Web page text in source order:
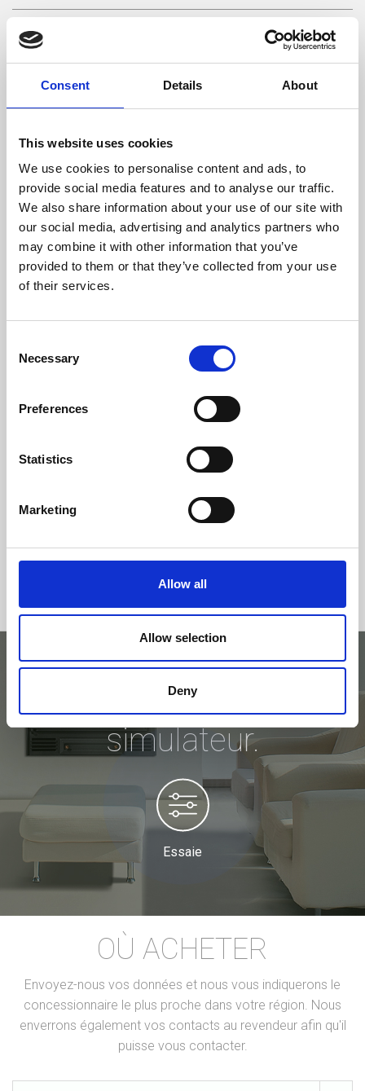
Consent Details About
This website uses cookies
We use cookies to personalise content and ads, to
provide social media features and to analyse our traffic.
We also share information about your use of our site with
our social media, advertising and analytics partners who
may combine it with other information that you’ve
provided to them or that they’ve collected from your use
of their services.
Selection
Necessary
Preferences
Statistics
Marketing
Allow all
Allow selection
Deny
Consommation De Bois/Heure (kg) 6,2
Longueur De Bois Maximale (mm) 600
Température Max Gaz (ºC) 294
Sortie Des Fumées (mm)
Dépression Nécessaire Dans La Cheminée (pa)
Volume D'eau (L)
Rendement
Consommation
bois/heure
Volume chauffé
maximum
Essayez avec le
simulateur.
Essaie
OÙ ACHETER
Envoyez-nous vos données et nous vous indiquerons le
concessionnaire le plus proche dans votre région. Nous
enverrons également vos contacts au revendeur afin qu'il
puisse vous contacter.